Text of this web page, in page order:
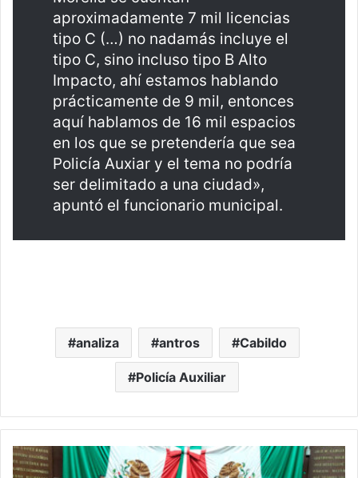
aproximadamente 7 mil licencias
tipo C (…) no nadamás incluye el
tipo C, sino incluso tipo B Alto
Impacto, ahí estamos hablando
prácticamente de 9 mil, entonces
aquí hablamos de 16 mil espacios
en los que se pretendería que sea
Policía Auxiar y el tema no podría
ser delimitado a una ciudad»,
apuntó el funcionario municipal.
analiza antros Cabildo
Policía Auxiliar
#Michoacán
Según